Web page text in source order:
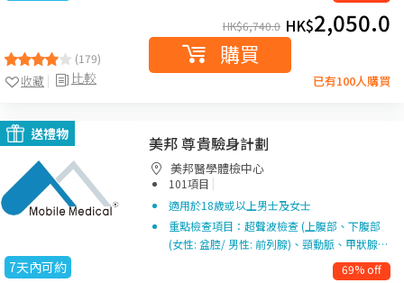
(179)
比較
收藏
HK$6,740.0 HK$2,050.0
購買
已有100人購買
送禮物
7天內可約
美邦 尊貴驗身計劃
美邦醫學體檢中心
101項目 |
適用於18歲或以上男士及女士
重點檢查項目：超聲波檢查 (上腹部、下腹部
(女性: 盆腔/ 男性: 前列腺)、頸動脈、甲狀腺…
69% off